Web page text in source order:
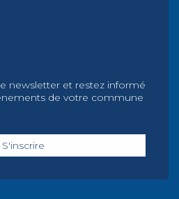
newsletter et restez informé
de votre commune
S'inscrire